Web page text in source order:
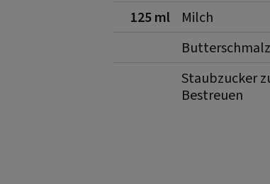
125 ml
Milch
Butterschmalz
Staubzucker
Bestreuen